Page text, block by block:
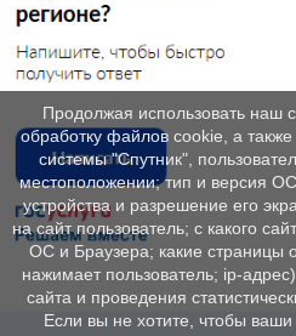
Продолжая использовать наш
обработку файлов cookie, а
системы "Спутник",
местоположении; тип и версия
устройства и разрешение его
на сайт пользователь; с какого
ОС и Браузера; какие страницы
нажимает пользователь; ip-
сайта и проведения
Если вы не хотите, чтобы